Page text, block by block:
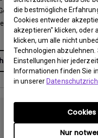
die bestmögliche
Cookies entweder
akzeptieren" klicken, oder
klicken, um alle nicht
Technologien abzulehnen.
Einstellungen hier
Informationen finden Sie
in unserer
Nur
5.67 MB